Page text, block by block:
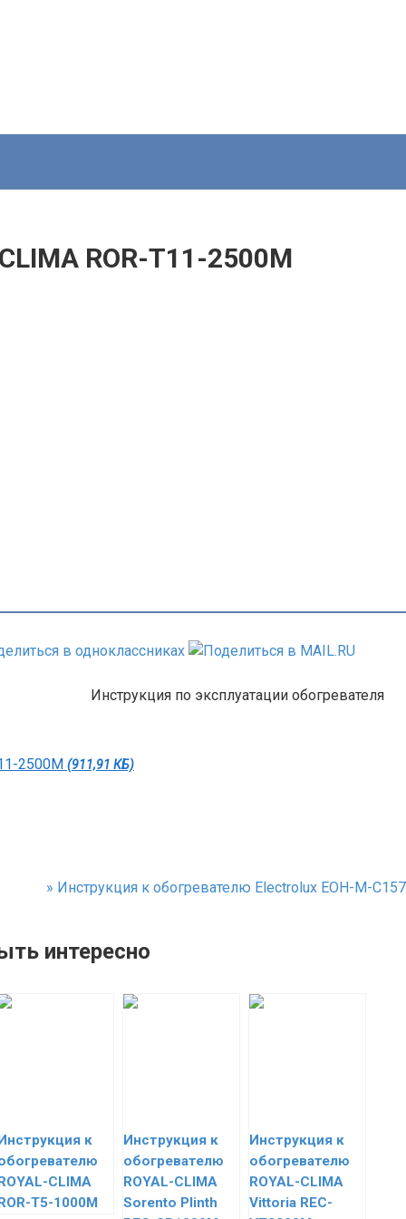
ROR-T11-2500M
Инструкция по эксплуатации обогревателя
2500M (911,91 КБ)
» Инструкция к обогревателю Electrolux EOH-M-C157
интересно
к
CLIMA
T5-1000M
Инструкция к
обогревателю
ROYAL-CLIMA
Sorento Plinth
Инструкция к
обогревателю
ROYAL-CLIMA
Vittoria REC-